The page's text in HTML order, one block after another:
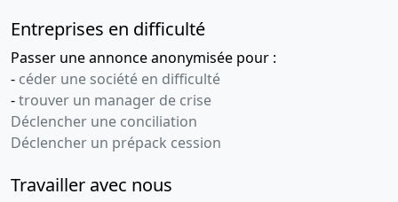
Entreprises en difficulté
Passer une annonce anonymisée pour :
- céder une société en difficulté
-trouver un manager de crise
Déclencher une conciliation
Déclencher un prépack cession
Travailler avec nous